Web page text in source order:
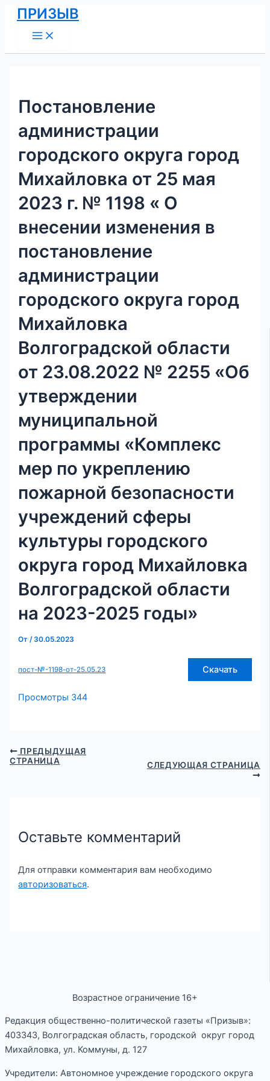
Перейти
содержимому
ПРИЗЫВ
Menu
Постановление
администрации
городского округа город
Михайловка от 25 мая
2023 г. № 1198 « О
внесении изменения в
постановление
администрации
городского округа город
Михайловка
Волгоградской области
от 23.08.2022 № 2255 «Об
утверждении
муниципальной
программы «Комплекс
мер по укреплению
пожарной безопасности
учреждений сферы
культуры городского
округа город Михайловка
Волгоградской области
на 2023-2025 годы»
От/30.05.2023
пост-№-1198-от-25.05.23 Скачать
Просмотры 344
Навигация
по
записям
ПРЕДЫДУЩАЯ
СТРАНИЦА
СЛЕДУЮЩАЯ СТРАНИЦА
Оставьте комментарий
Для отправки комментария вам необходимо
авторизоваться.
Возрастное ограничение 16+
Редакция общественно-политической газеты «Призыв»:
403343, Волгоградская область, городской округ город
Михайловка, ул. Коммуны, д. 127
Учредители: Автономное учреждение городского округа